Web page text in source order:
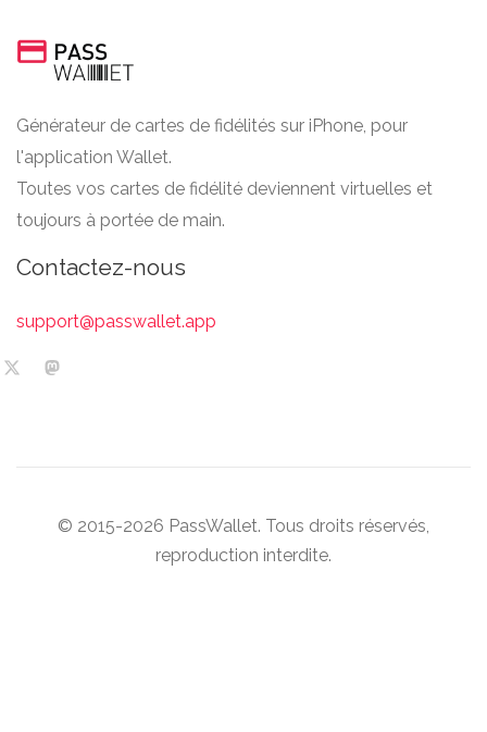
Générateur de cartes de fidélités sur iPhone, pour
l'application Wallet.
Toutes vos cartes de fidélité deviennent virtuelles et
toujours à portée de main.
Contactez-nous
support@passwallet.app
© 2015-2026 PassWallet. Tous droits réservés,
reproduction interdite.